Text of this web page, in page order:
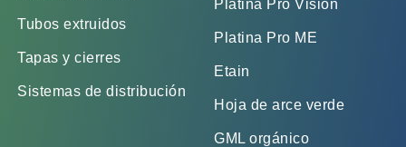
Tubos extruidos
Tapas y cierres
Sistemas de distribución
Platina Pro Vision
Platina Pro ME
Etain
Hoja de arce verde
GML orgánico